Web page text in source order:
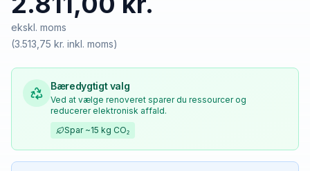
ekskl. moms
(3.513,75 kr. inkl. moms)
Bæredygtigt valg
Ved at vælge renoveret sparer du ressourcer og
reducerer elektronisk affald.
Spar ~15 kg CO₂